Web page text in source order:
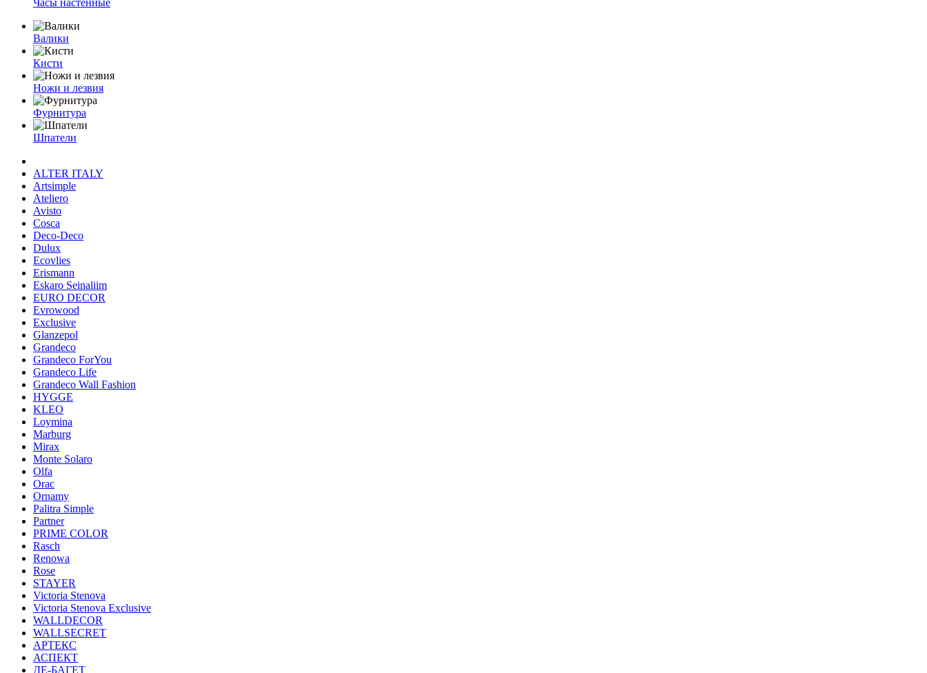
Часы настенные
Валики
Кисти
Ножи и лезвия
Фурнитура
Шпатели
ALTER ITALY
Artsimple
Ateliero
Avisto
Cosca
Deco-Deco
Dulux
Ecovlies
Erismann
Eskaro Seinaliim
EURO DECOR
Evrowood
Exclusive
Glanzepol
Grandeco
Grandeco ForYou
Grandeco Life
Grandeco Wall Fashion
HYGGE
KLEO
Loymina
Marburg
Mirax
Monte Solaro
Olfa
Orac
Ornamy
Palitra Simple
Partner
PRIME COLOR
Rasch
Renowa
Rose
STAYER
Victoria Stenova
Victoria Stenova Exclusive
WALLDECOR
WALLSECRET
АРТЕКС
АСПЕКТ
ДЕ-БАГЕТ